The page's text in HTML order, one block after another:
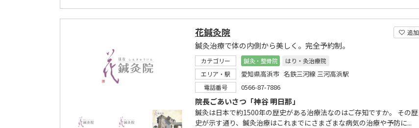
追加
花鍼灸院
鍼灸治療で体の内側から美しく。完全予約制。
カテゴリー 鍼灸・整骨院
はり・灸治療院
エリア・駅
愛知県高浜市 名鉄三河線 三河高浜駅
電話番号 0566-87-7886
院長ごあいさつ「神谷 明日那」
鍼灸は日本で約1500年の歴史がある治療法なのはご存知ですか。 その歴
史が示す通り、鍼灸治療はこれまでにさまざまな病気の治療や予防に...